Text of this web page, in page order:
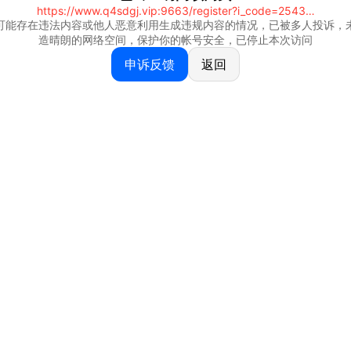
https://www.q4sdgj.vip:9663/register?i_code=25430844
能存在违法内容或他人恶意利用生成违规内容的情况，已被多人投诉，
造晴朗的网络空间，保护你的帐号安全，已停止本次访问
申诉反馈 返回